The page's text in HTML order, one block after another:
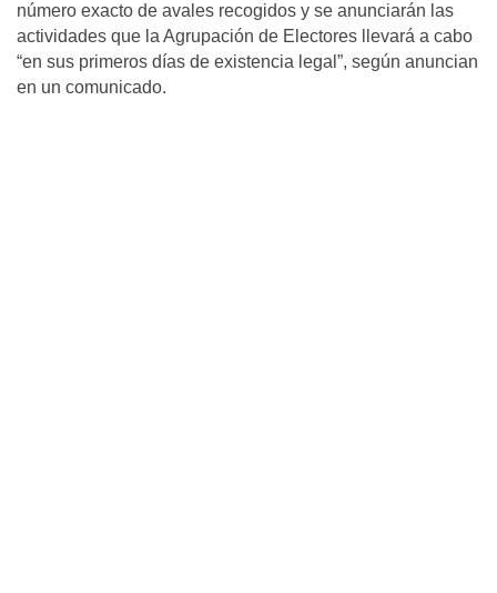
número exacto de avales recogidos y se anunciarán las
actividades que la Agrupación de Electores llevará a cabo
“en sus primeros días de existencia legal”, según anuncian
en un comunicado.